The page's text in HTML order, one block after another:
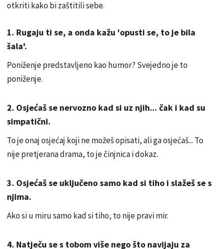
otkriti kako bi zaštitili sebe.
1. Rugaju ti se, a onda kažu 'opusti se, to je bila
šala'.
Poniženje predstavljeno kao humor? Svejedno je to
poniženje.
2. Osjećaš se nervozno kad si uz njih... čak i kad su
simpatični.
To je onaj osjećaj koji ne možeš opisati, ali ga osjećaš... To
nije pretjerana drama, to je činjnica i dokaz.
3. Osjećaš se uključeno samo kad si tiho i slažeš se s
njima.
Ako si u miru samo kad si tiho, to nije pravi mir.
4. Natječu se s tobom više nego što navijaju za